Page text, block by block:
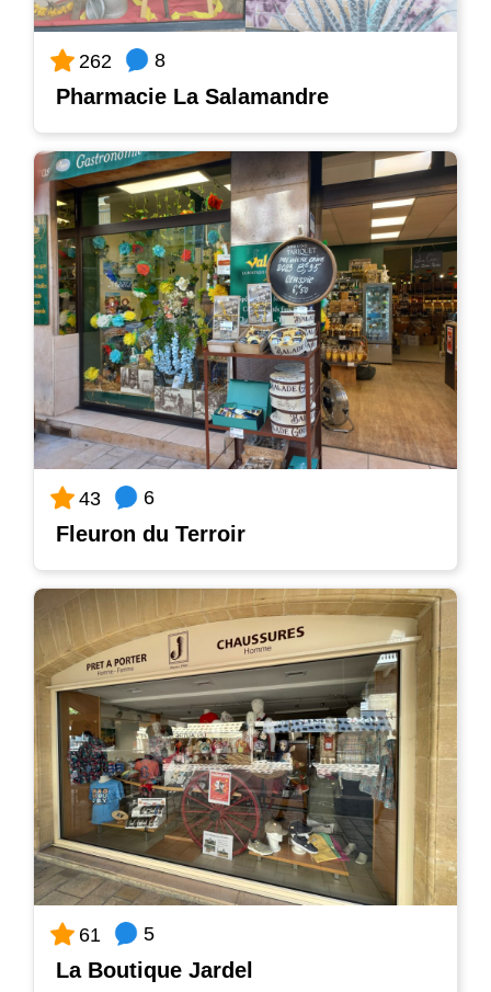
262 8
Pharmacie La Salamandre
43 6
Fleuron du Terroir
61 5
La Boutique Jardel